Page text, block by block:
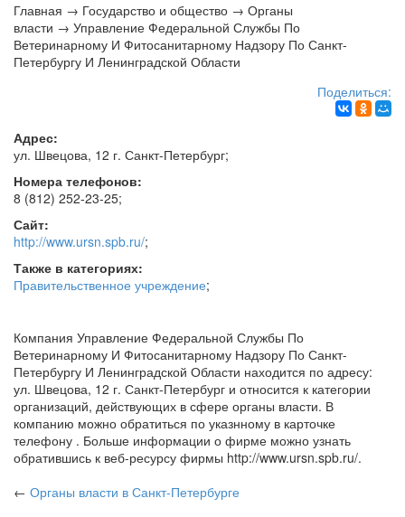
Главная → Государство и общество → Органы
власти → Управление Федеральной Службы По
Ветеринарному И Фитосанитарному Надзору По Санкт-
Петербургу И Ленинградской Области
Поделиться:
Адрес:
ул. Швецова, 12 г. Санкт-Петербург;
Номера телефонов:
8 (812) 252-23-25;
Сайт:
http://www.ursn.spb.ru/;
Также в категориях:
Правительственное учреждение;
Компания Управление Федеральной Службы По
Ветеринарному И Фитосанитарному Надзору По Санкт-
Петербургу И Ленинградской Области находится по адресу:
ул. Швецова, 12 г. Санкт-Петербург и относится к категории
организаций, действующих в сфере органы власти. В
компанию можно обратиться по указнному в карточке
телефону . Больше информации о фирме можно узнать
обратившись к веб-ресурсу фирмы http://www.ursn.spb.ru/.
← Органы власти в Санкт-Петербурге